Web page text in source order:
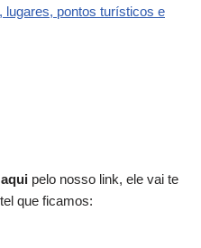
lugares, pontos turísticos e
pelo nosso link, ele vai te
que ficamos: